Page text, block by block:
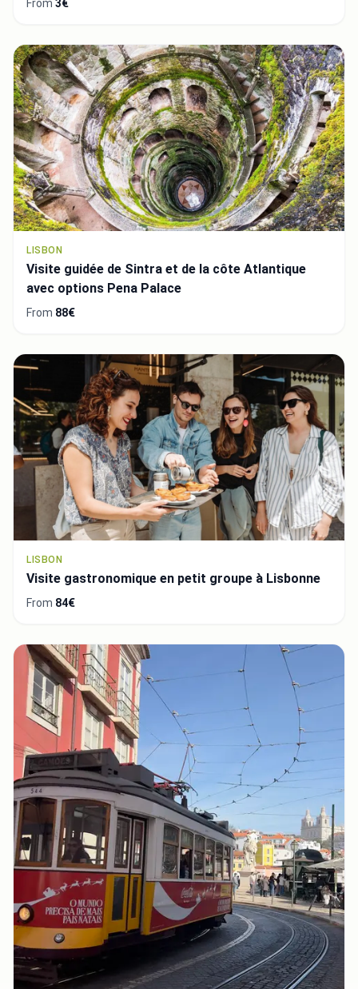
From 3€
LISBON
Visite guidée de Sintra et de la côte Atlantique
avec options Pena Palace
From 88€
LISBON
Visite gastronomique en petit groupe à Lisbonne
From 84€